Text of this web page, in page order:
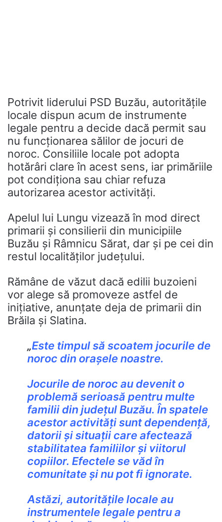
Potrivit liderului PSD Buzău, autoritățile
locale dispun acum de instrumente
legale pentru a decide dacă permit sau
nu funcționarea sălilor de jocuri de
noroc. Consiliile locale pot adopta
hotărâri clare în acest sens, iar primăriile
pot condiționa sau chiar refuza
autorizarea acestor activități.
Apelul lui Lungu vizează în mod direct
primarii și consilierii din municipiile
Buzău și Râmnicu Sărat, dar și pe cei din
restul localităților județului.
Rămâne de văzut dacă edilii buzoieni
vor alege să promoveze astfel de
inițiative, anunțate deja de primarii din
Brăila și Slatina.
„Este timpul să scoatem jocurile de
noroc din orașele noastre.
Jocurile de noroc au devenit o
problemă serioasă pentru multe
familii din județul Buzău. În spatele
acestor activități sunt dependență,
datorii și situații care afectează
stabilitatea familiilor și viitorul
copiilor. Efectele se văd în
comunitate și nu pot fi ignorate.
Astăzi, autoritățile locale au
instrumentele legale pentru a